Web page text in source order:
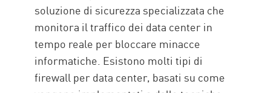
soluzione di sicurezza specializzata che
monitora il traffico dei data center in
tempo reale per bloccare minacce
informatiche. Esistono molti tipi di
firewall per data center, basati su come